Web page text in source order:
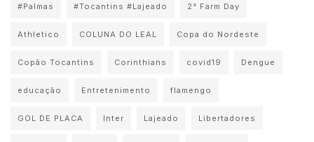
#Palmas #Tocantins #Lajeado 2° Farm Day
Athletico COLUNA DO LEAL Copa do Nordeste
Copão Tocantins Corinthians covid19 Dengue
educação Entretenimento flamengo
GOL DE PLACA Inter Lajeado Libertadores